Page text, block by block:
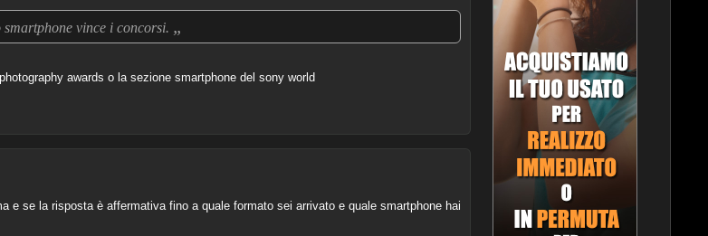
vince i concorsi. „
awards o la sezione smartphone del sony world
e se la risposta è affermativa fino a quale formato sei arrivato e quale smartphone hai